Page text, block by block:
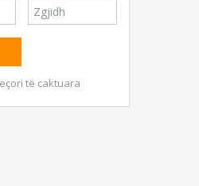
të caktuara